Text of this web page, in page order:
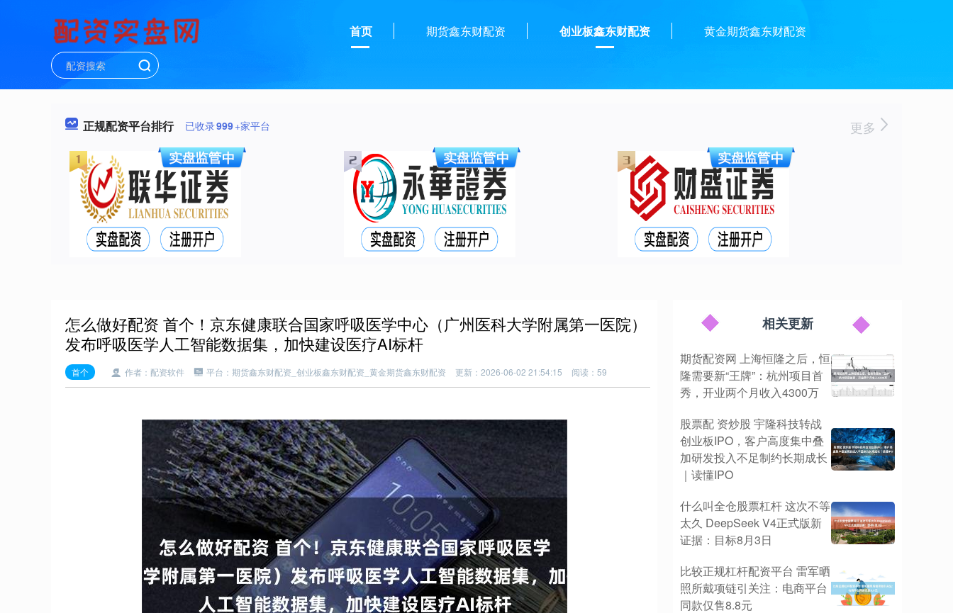
首页 期货鑫东财配资 创业板鑫东财配资 黄金期货鑫东财配资
正规配资平台排行 已收录999+家平台 更多
怎么做好配资 首个！京东健康联合国家呼吸医学中心（广州医科大学附属第一医院）
发布呼吸医学人工智能数据集，加快建设医疗AI标杆
首个 作者：配资软件 平台：期货鑫东财配资_创业板鑫东财配资_黄金期货鑫东财配资 更新：2026-06-02 21:54:15 阅读：59
相关更新
期货配资网 上海恒隆之后，恒
隆需要新“王牌”：杭州项目首
秀，开业两个月收入4300万
股票配 资炒股 宇隆科技转战
创业板IPO，客户高度集中叠
加研发投入不足制约长期成长
｜读懂IPO
什么叫全仓股票杠杆 这次不等
太久 DeepSeek V4正式版新
证据：目标8月3日
比较正规杠杆配资平台 雷军晒
照所戴项链引关注：电商平台
同款仅售8.8元